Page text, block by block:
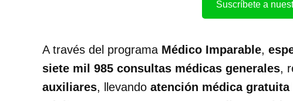
Suscríbete a
A través del programa Médico Imparable,
siete mil 985 consultas médicas generales,
auxiliares, llevando atención médica gratuita